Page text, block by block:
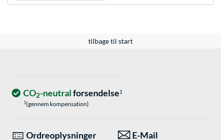
tilbage til start
CO2-neutralforsendelse1
1(gennem kompensation)
Ordreoplysninger E-Mail